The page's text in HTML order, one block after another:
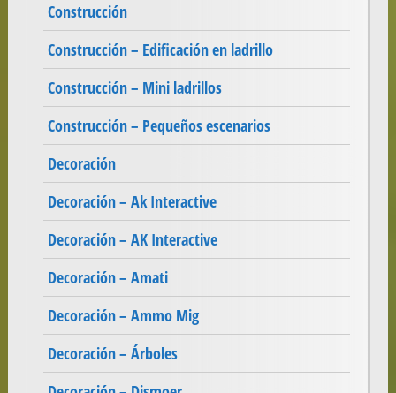
Construcción
Construcción – Edificación en ladrillo
Construcción – Mini ladrillos
Construcción – Pequeños escenarios
Decoración
Decoración – Ak Interactive
Decoración – AK Interactive
Decoración – Amati
Decoración – Ammo Mig
Decoración – Árboles